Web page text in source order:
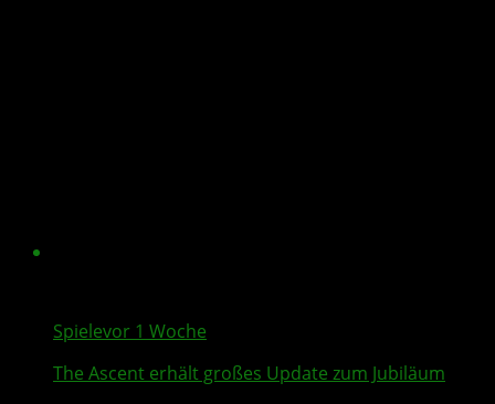
Spielevor 1 Woche
The Ascent erhält großes Update zum Jubiläum